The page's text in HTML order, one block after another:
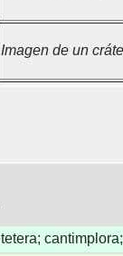
Imagen de un
tetera;